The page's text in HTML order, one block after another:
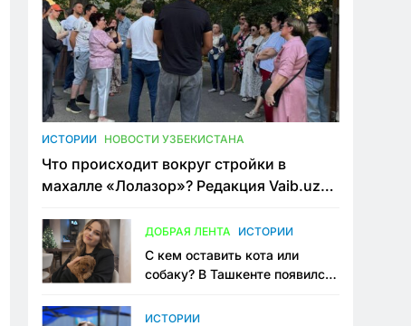
ИСТОРИИ НОВОСТИ УЗБЕКИСТАНА
Что происходит вокруг стройки в
махалле «Лолазор»? Редакция Vaib.uz
конфликта
ДОБРАЯ ЛЕНТА ИСТОРИИ
С кем оставить кота или
собаку? В Ташкенте появился
ИСТОРИИ